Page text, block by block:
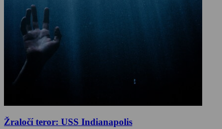
Žraločí teror: USS Indianapolis